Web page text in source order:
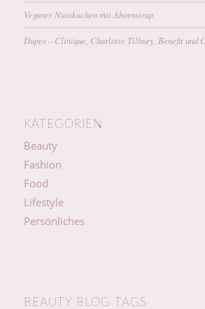
Veganer Nusskuchen mit Ahornsirup
Dupes – Clinique, Charlotte Tilbury, Benefit und
KATEGORIEN
Beauty
Fashion
Food
Lifestyle
Persönliches
BEAUTY BLOG TAGS